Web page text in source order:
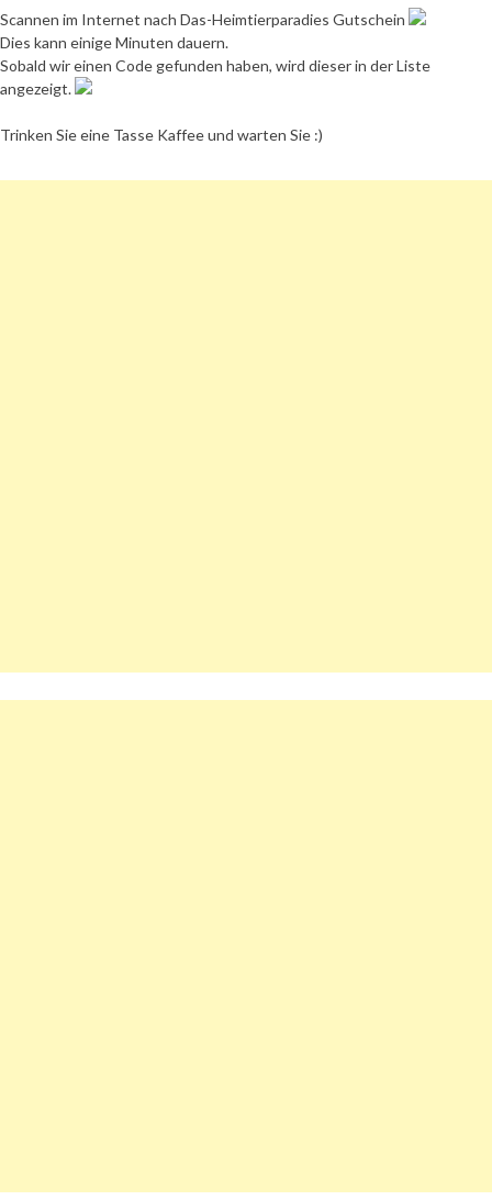
Scannen im Internet nach Das-Heimtierparadies Gutschein
Dies kann einige Minuten dauern.
Sobald wir einen Code gefunden haben, wird dieser in der Liste
angezeigt.
Trinken Sie eine Tasse Kaffee und warten Sie :)